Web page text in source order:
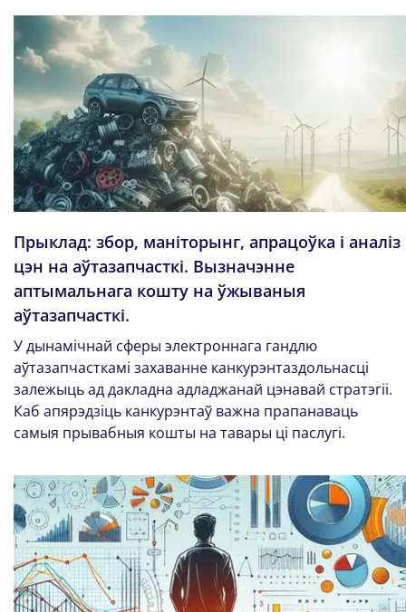
Прыклад: збор, маніторынг, апрацоўка і аналіз
цэн на аўтазапчасткі. Вызначэнне
аптымальнага кошту на ўжываныя
аўтазапчасткі.
У дынамічнай сферы электроннага гандлю
аўтазапчасткамі захаванне канкурэнтаздольнасці
залежыць ад дакладна адладжанай цэнавай стратэгіі.
Каб апярэдзіць канкурэнтаў важна прапанаваць
самыя прывабныя кошты на тавары ці паслугі.